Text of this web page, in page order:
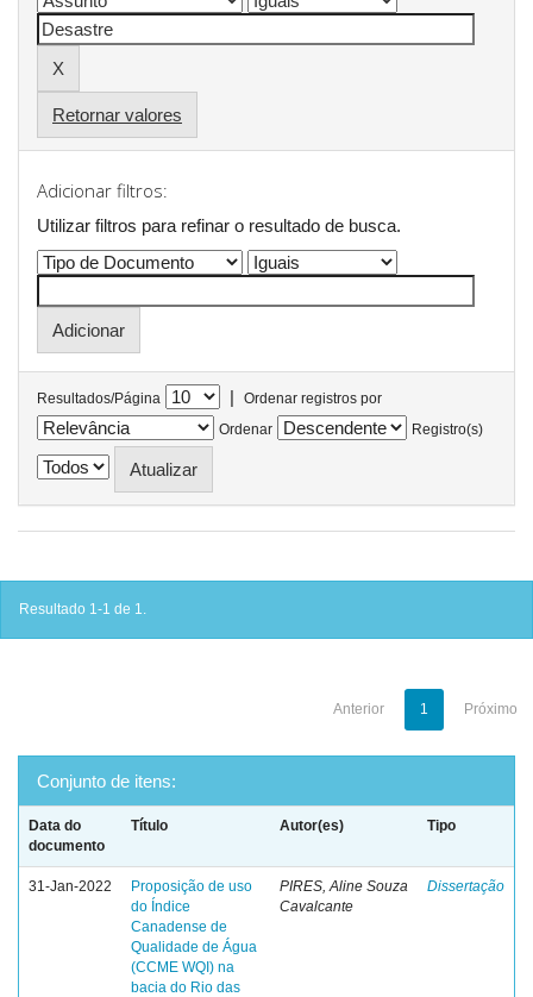
Retornar valores
Adicionar filtros:
Utilizar filtros para refinar o resultado de busca.
Resultados/Página |
Ordenar registros por
Ordenar
Registro(s)
Resultado 1-1 de 1.
Anterior 1 Próximo
Conjunto de itens:
Data do
documento
Título Autor(es) Tipo
31-Jan-2022
Proposição de uso
do Índice
Canadense de
Qualidade de Água
(CCME WQI) na
bacia do Rio das
PIRES, Aline Souza
Cavalcante
Dissertação